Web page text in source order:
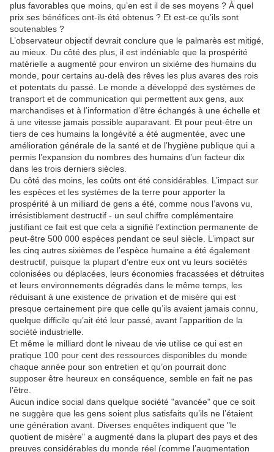
plus favorables que moins, qu’en est il de ses moyens ? À quel
prix ses bénéfices ont-ils été obtenus ? Et est-ce qu’ils sont
soutenables ?
L’observateur objectif devrait conclure que le palmarès est mitigé,
au mieux. Du côté des plus, il est indéniable que la prospérité
matérielle a augmenté pour environ un sixième des humains du
monde, pour certains au-delà des rêves les plus avares des rois
et potentats du passé. Le monde a développé des systèmes de
transport et de communication qui permettent aux gens, aux
marchandises et à l’information d’être échangés à une échelle et
à une vitesse jamais possible auparavant. Et pour peut-être un
tiers de ces humains la longévité a été augmentée, avec une
amélioration générale de la santé et de l’hygiène publique qui a
permis l’expansion du nombres des humains d’un facteur dix
dans les trois derniers siècles.
Du côté des moins, les coûts ont été considérables. L’impact sur
les espèces et les systèmes de la terre pour apporter la
prospérité à un milliard de gens a été, comme nous l’avons vu,
irrésistiblement destructif - un seul chiffre complémentaire
justifiant ce fait est que cela a signifié l’extinction permanente de
peut-être 500 000 espèces pendant ce seul siècle. L’impact sur
les cinq autres sixièmes de l’espèce humaine a été également
destructif, puisque la plupart d’entre eux ont vu leurs sociétés
colonisées ou déplacées, leurs économies fracassées et détruites
et leurs environnements dégradés dans le même temps, les
réduisant à une existence de privation et de misère qui est
presque certainement pire que celle qu’ils avaient jamais connu,
quelque difficile qu’ait été leur passé, avant l’apparition de la
société industrielle.
Et même le milliard dont le niveau de vie utilise ce qui est en
pratique 100 pour cent des ressources disponibles du monde
chaque année pour son entretien et qu’on pourrait donc
supposer être heureux en conséquence, semble en fait ne pas
l’être.
Aucun indice social dans quelque société "avancée" que ce soit
ne suggère que les gens soient plus satisfaits qu’ils ne l’étaient
une génération avant. Diverses enquêtes indiquent que "le
quotient de misère" a augmenté dans la plupart des pays et des
preuves considérables du monde réel (comme l’augmentation